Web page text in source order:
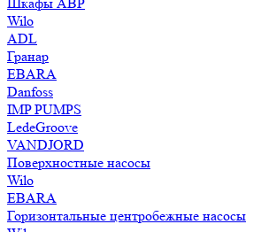
Wilo
ADL
Гранар
EBARA
Danfoss
IMP PUMPS
LedeGroove
VANDJORD
Поверхностные насосы
Wilo
EBARA
Горизонтальные центробежные насосы